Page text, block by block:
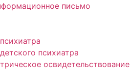
письмо
психиатра
освидетельствование